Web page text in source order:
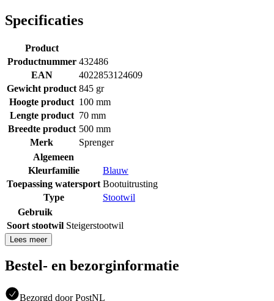
Specificaties
Product
Productnummer 432486
EAN
4022853124609
Gewicht product 845 gr
Hoogte product 100 mm
Lengte product 70 mm
Breedte product 500 mm
Merk
Sprenger
Algemeen
Kleurfamilie
Blauw
Toepassing watersport Bootuitrusting
Type
Stootwil
Gebruik
Soort stootwil Steigerstootwil
Lees meer
Bestel- en bezorginformatie
Bezorgd door PostNL